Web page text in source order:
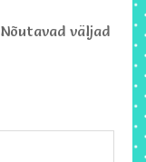
Nõutavad väljad